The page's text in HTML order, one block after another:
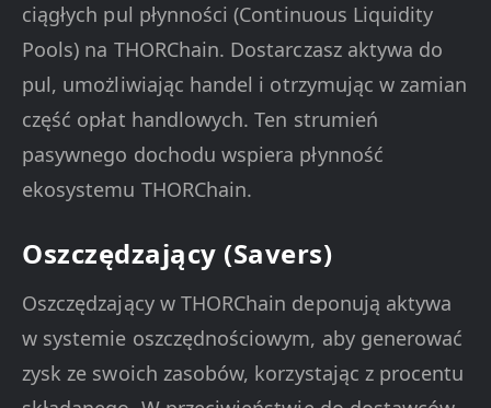
ciągłych pul płynności (Continuous Liquidity
Pools) na THORChain. Dostarczasz aktywa do
pul, umożliwiając handel i otrzymując w zamian
część opłat handlowych. Ten strumień
pasywnego dochodu wspiera płynność
ekosystemu THORChain.
Oszczędzający (Savers)
Oszczędzający w THORChain deponują aktywa
w systemie oszczędnościowym, aby generować
zysk ze swoich zasobów, korzystając z procentu